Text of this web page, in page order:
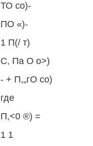
ТО со)-
ПО «)-
1 П(/ т)
С, Па О о>)
- + П,„гО со)
где
П,<0 ®) =
1 1